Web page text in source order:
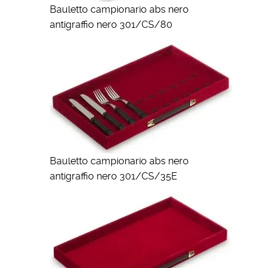
Bauletto campionario abs nero
antigraffio nero 301/CS/80
Bauletto campionario abs nero
antigraffio nero 301/CS/35E